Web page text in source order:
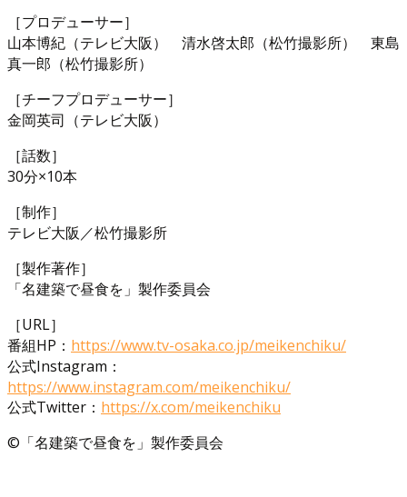
［プロデューサー］
山本博紀（テレビ大阪） 清水啓太郎（松竹撮影所） 東島
真一郎（松竹撮影所）
［チーフプロデューサー］
金岡英司（テレビ大阪）
［話数］
30分×10本
［制作］
テレビ大阪／松竹撮影所
［製作著作］
「名建築で昼食を」製作委員会
［URL］
番組HP： https://www.tv-osaka.co.jp/meikenchiku/
公式Instagram：
https://www.instagram.com/meikenchiku/
公式Twitter： https://x.com/meikenchiku
©「名建築で昼食を」製作委員会